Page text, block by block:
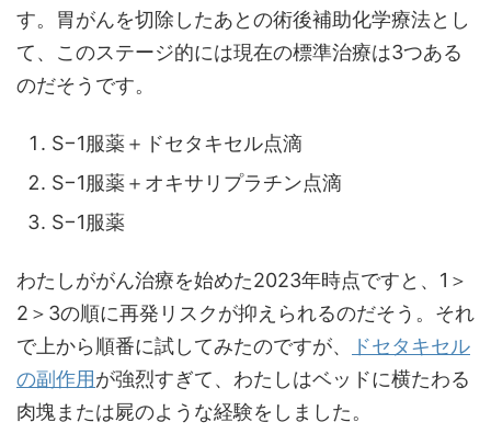
す。胃がんを切除したあとの術後補助化学療法とし
て、このステージ的には現在の標準治療は3つある
のだそうです。
S−1服薬＋ドセタキセル点滴
S−1服薬＋オキサリプラチン点滴
S−1服薬
わたしががん治療を始めた2023年時点ですと、1＞
2＞3の順に再発リスクが抑えられるのだそう。それ
で上から順番に試してみたのですが、
ドセタキセル
の副作用が強烈すぎて、わたしはベッドに横たわる
肉塊または屍のような経験をしました。